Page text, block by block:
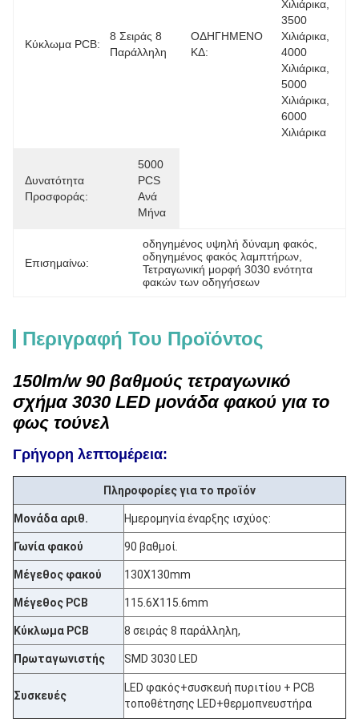
Κύκλωμα PCB:
8 Σειράς 8
Παράλληλη
ΟΔΗΓΗΜΕΝΟ
ΚΔ:
Χιλιάρικα,
3500
Χιλιάρικα,
4000
Χιλιάρικα,
5000
Χιλιάρικα,
6000
Χιλιάρικα
Δυνατότητα
Προσφοράς:
5000
PCS
Ανά
Μήνα
Επισημαίνω:
οδηγημένος υψηλή δύναμη φακός
οδηγημένος φακός λαμπτήρων
Τετραγωνική μορφή 3030 ενότητα
φακών των οδηγήσεων
Περιγραφή Του Προϊόντος
150lm/w 90 βαθμούς τετραγωνικό
σχήμα 3030 LED μονάδα φακού για το
φως τούνελ
Γρήγορη λεπτομέρεια:
Πληροφορίες για το προϊόν
Μονάδα αριθ. Ημερομηνία έναρξης ισχύος:
Γωνία φακού 90 βαθμοί.
Μέγεθος φακού 130X130mm
Μέγεθος PCB 115.6X115.6mm
Κύκλωμα PCB 8 σειράς 8 παράλληλη,
Πρωταγωνιστής SMD 3030 LED
Συσκευές
LED φακός+συσκευή πυριτίου + PCB
τοποθέτησης LED+θερμοπνευστήρα